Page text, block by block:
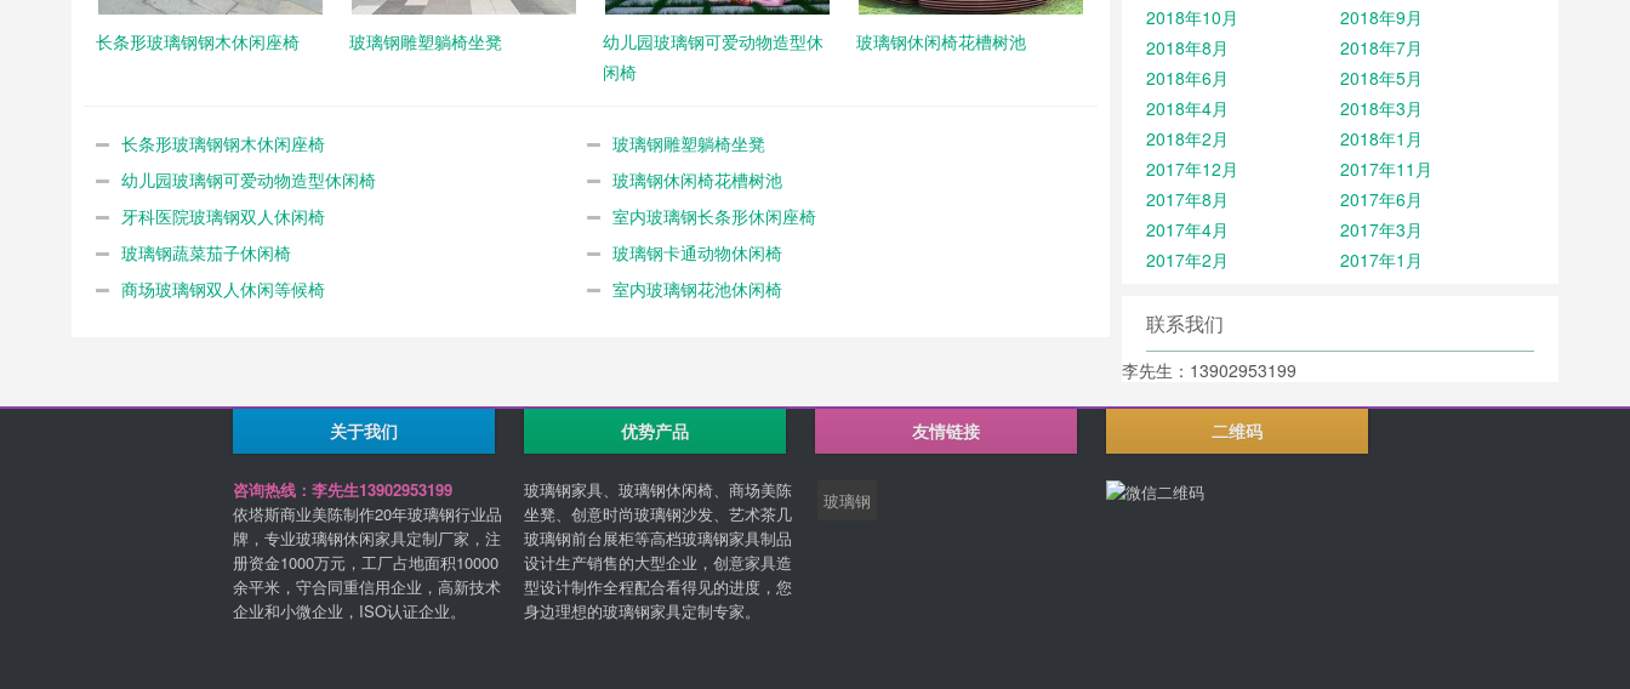
长条形玻璃钢钢木休闲座椅 玻璃钢雕塑躺椅坐凳
幼儿园玻璃钢可爱动物造型休
闲椅
玻璃钢休闲椅花槽树池
长条形玻璃钢钢木休闲座椅
玻璃钢雕塑躺椅坐凳
幼儿园玻璃钢可爱动物造型休闲椅
玻璃钢休闲椅花槽树池
牙科医院玻璃钢双人休闲椅
室内玻璃钢长条形休闲座椅
玻璃钢蔬菜茄子休闲椅
玻璃钢卡通动物休闲椅
商场玻璃钢双人休闲等候椅
室内玻璃钢花池休闲椅
2018年10月
2018年9月
2018年8月
2018年7月
2018年6月
2018年5月
2018年4月
2018年3月
2018年2月
2018年1月
2017年12月
2017年11月
2017年8月
2017年6月
2017年4月
2017年3月
2017年2月
2017年1月
联系我们
李先生：13902953199
关于我们
咨询热线：李先生13902953199
依塔斯商业美陈制作20年玻璃钢行业品
牌，专业玻璃钢休闲家具定制厂家，注
册资金1000万元，工厂占地面积10000
余平米，守合同重信用企业，高新技术
企业和小微企业，ISO认证企业。
优势产品
玻璃钢家具、玻璃钢休闲椅、商场美陈
坐凳、创意时尚玻璃钢沙发、艺术茶几
玻璃钢前台展柜等高档玻璃钢家具制品
设计生产销售的大型企业，创意家具造
型设计制作全程配合看得见的进度，您
身边理想的玻璃钢家具定制专家。
友情链接
玻璃钢
二维码